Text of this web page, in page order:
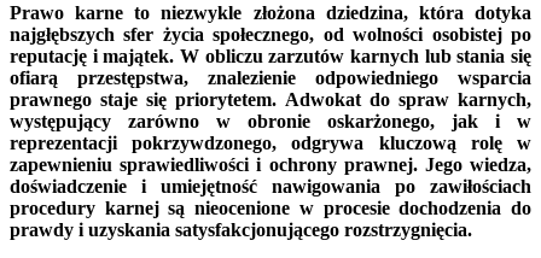
Prawo karne to niezwykle złożona dziedzina, która dotyka
najgłębszych sfer życia społecznego, od wolności osobistej po
reputację i majątek. W obliczu zarzutów karnych lub stania się
ofiarą przestępstwa, znalezienie odpowiedniego wsparcia
prawnego staje się priorytetem. Adwokat do spraw karnych,
występujący zarówno w obronie oskarżonego, jak i w
reprezentacji pokrzywdzonego, odgrywa kluczową rolę w
zapewnieniu sprawiedliwości i ochrony prawnej. Jego wiedza,
doświadczenie i umiejętność nawigowania po zawiłościach
procedury karnej są nieocenione w procesie dochodzenia do
prawdy i uzyskania satysfakcjonującego rozstrzygnięcia.